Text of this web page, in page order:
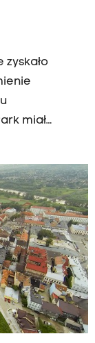
miał
Jak